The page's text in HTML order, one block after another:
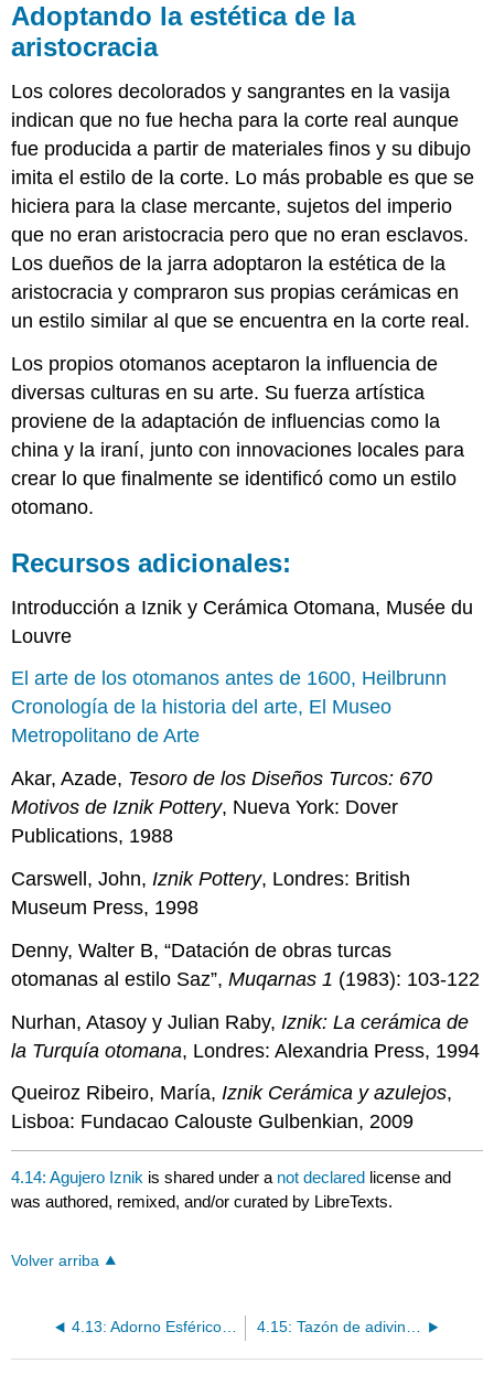
Adoptando la estética de la
aristocracia
Los colores decolorados y sangrantes en la vasija
indican que no fue hecha para la corte real aunque
fue producida a partir de materiales finos y su dibujo
imita el estilo de la corte. Lo más probable es que se
hiciera para la clase mercante, sujetos del imperio
que no eran aristocracia pero que no eran esclavos.
Los dueños de la jarra adoptaron la estética de la
aristocracia y compraron sus propias cerámicas en
un estilo similar al que se encuentra en la corte real.
Los propios otomanos aceptaron la influencia de
diversas culturas en su arte. Su fuerza artística
proviene de la adaptación de influencias como la
china y la iraní, junto con innovaciones locales para
crear lo que finalmente se identificó como un estilo
otomano.
Recursos adicionales:
Introducción a Iznik y Cerámica Otomana, Musée du
Louvre
El arte de los otomanos antes de 1600, Heilbrunn
Cronología de la historia del arte, El Museo
Metropolitano de Arte
Akar, Azade, Tesoro de los Diseños Turcos: 670
Motivos de Iznik Pottery, Nueva York: Dover
Publications, 1988
Carswell, John, Iznik Pottery, Londres: British
Museum Press, 1998
Denny, Walter B, “Datación de obras turcas
otomanas al estilo Saz”,Muqarnas 1 (1983): 103-122
Nurhan, Atasoy y Julian Raby, Iznik: La cerámica de
la Turquía otomana, Londres: Alexandria Press, 1994
Queiroz Ribeiro, María,Iznik Cerámica y azulejos,
Lisboa: Fundacao Calouste Gulbenkian, 2009
4.14: Agujero Iznik is shared under a not declared license and
was authored, remixed, and/or curated by LibreTexts.
Volver arriba
4.13: Adorno Esférico Colgante (Iznik) 4.15: Tazón de adivinación con inscripciones y signos del zodíaco